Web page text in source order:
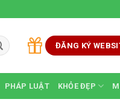
ĐĂNG KÝ
PHÁP LUẬT KHỎE ĐẸP